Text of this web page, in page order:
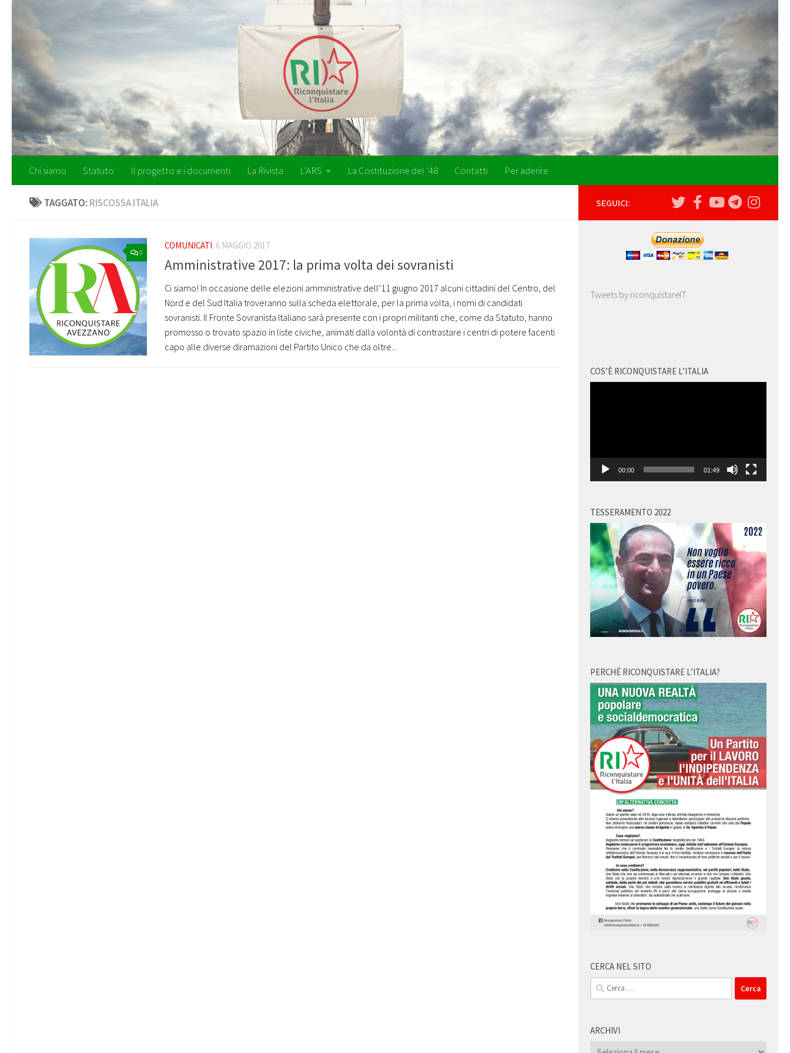
Salta al contenuto
Chi siamo Statuto Il progetto e i documenti La Rivista L’ARS La Costituzione del ’48 Contatti Per aderire
TAGGATO: RISCOSSA ITALIA
0
COMUNICATI 6 MAGGIO 2017
Amministrative 2017: la prima volta dei sovranisti
Ci siamo! In occasione delle elezioni amministrative dell’11 giugno 2017 alcuni cittadini del Centro, del
Nord e del Sud Italia troveranno sulla scheda elettorale, per la prima volta, i nomi di candidati
sovranisti. Il Fronte Sovranista Italiano sarà presente con i propri militanti che, come da Statuto, hanno
promosso o trovato spazio in liste civiche, animati dalla volontà di contrastare i centri di potere facenti
capo alle diverse diramazioni del Partito Unico che da oltre...
SEGUICI:
Tweets by riconquistareIT
COS’È RICONQUISTARE L’ITALIA
00:00 01:49
TESSERAMENTO 2022
PERCHÉ RICONQUISTARE L’ITALIA?
CERCA NEL SITO
Ricerca
per:
ARCHIVI
Archivi